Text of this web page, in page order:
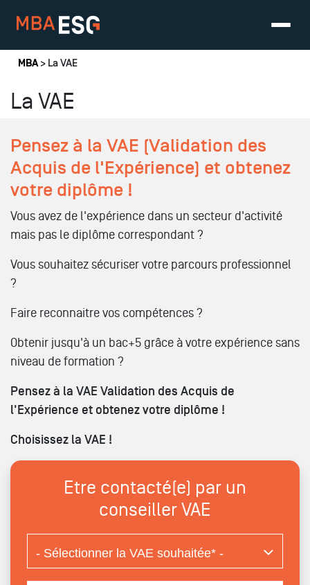
Vous êtes ici
MBA> La VAE
La VAE
Pensez à la VAE (Validation des
Acquis de l'Expérience) et obtenez
votre diplôme !
Vous avez de l'expérience dans un secteur d'activité
mais pas le diplôme correspondant ?
Vous souhaitez sécuriser votre parcours professionnel
?
Faire reconnaitre vos compétences ?
Obtenir jusqu'à un bac+5 grâce à votre expérience sans
niveau de formation ?
Pensez à la VAE Validation des Acquis de
l'Expérience et obtenez votre diplôme !
Choisissez la VAE !
Etre contacté(e) par un
conseiller VAE